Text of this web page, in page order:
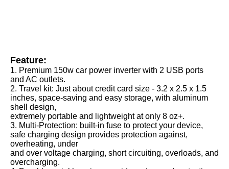
Feature:
1. Premium 150w car power inverter with 2 USB ports
and AC outlets.
2. Travel kit: Just about credit card size - 3.2 x 2.5 x 1.5
inches, space-saving and easy storage, with aluminum
shell design,
extremely portable and lightweight at only 8 oz+.
3. Multi-Protection: built-in fuse to protect your device,
safe charging design provides protection against,
overheating, under
and over voltage charging, short circuiting, overloads, and
overcharging.